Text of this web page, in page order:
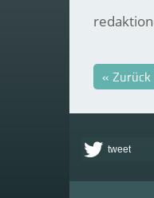
« Zurück
tweet